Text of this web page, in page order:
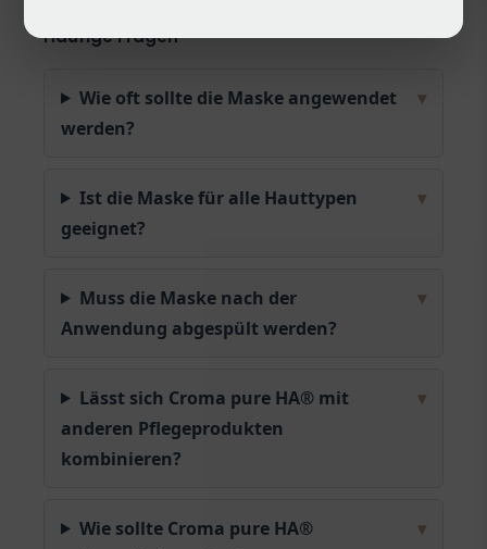
Häufige Fragen
▾
Wie oft sollte die Maske angewendet
werden?
▾
Ist die Maske für alle Hauttypen
geeignet?
▾
Muss die Maske nach der
Anwendung abgespült werden?
▾
Lässt sich Croma pure HA® mit
anderen Pflegeprodukten
kombinieren?
▾
Wie sollte Croma pure HA®